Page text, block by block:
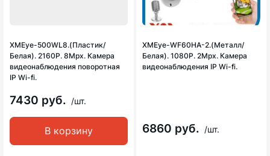
XMEye-500WL8.(Пластик/
Белая). 2160P. 8Mpx. Камера
видеонаблюдения поворотная
IP Wi-fi.
7430 руб. /шт.
В корзину
XMEye-WF60HA-2.(Металл/
Белая). 1080P. 2Mpx. Камера
видеонаблюдения IP Wi-fi.
6860 руб. /шт.